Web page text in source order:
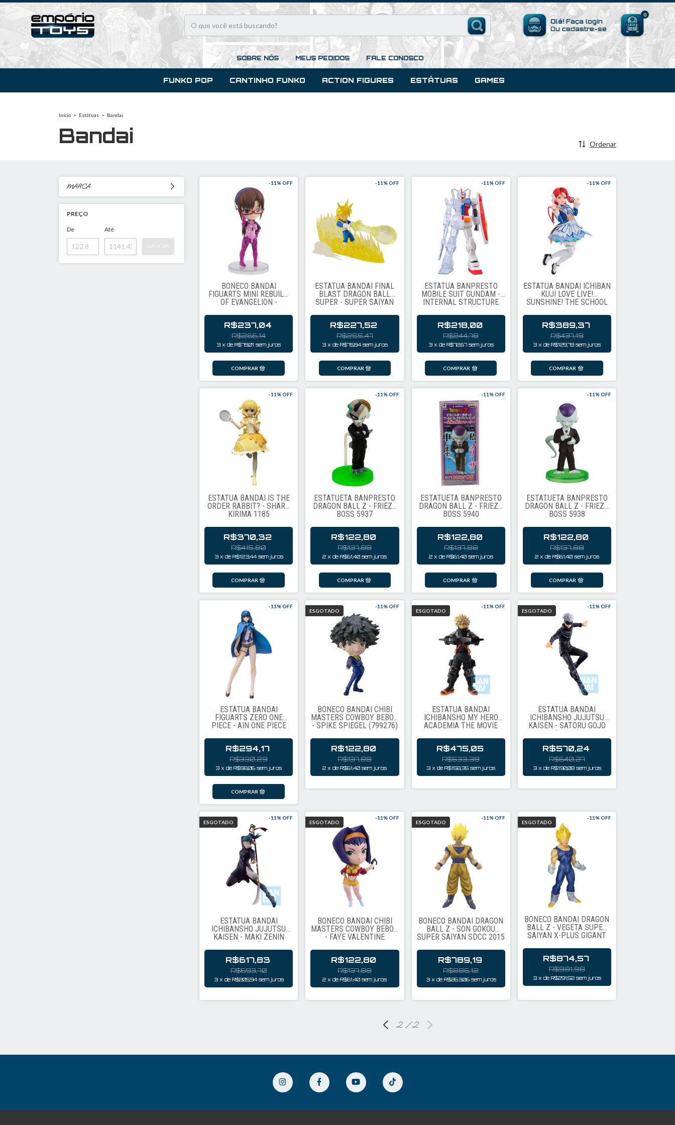
Olá! Faça login
Ou cadastre-se
0
SOBRE NÓS MEUS PEDIDOS FALE CONOSCO
FUNKO POP CANTINHO FUNKO ACTION FIGURES ESTÁTUAS GAMES
Início > Estátuas > Bandai
Bandai Ordenar
MARCA
PREÇO
De Até
BONECO BANDAI
FIGUARTS MINI REBUILD
OF EVANGELION -
-11 % OFF
R$237,04
R$266,14
3 xdeR$79,01 sem juros
ESTÁTUA BANDAI FINAL
BLAST DRAGON BALL
SUPER - SUPER SAIYAN
-11 % OFF
R$227,52
R$255,47
3 x de R$75,84 sem juros
ESTÁTUA BANPRESTO
MOBILE SUIT GUNDAM -
INTERNAL STRUCTURE
-11 % OFF
R$218,00
R$244,78
3 x de R$72,67 sem juros
ESTÁTUA BANDAI ICHIBAN
KUJI LOVE LIVE!
SUNSHINE! THE SCHOOL
SAKURAUCHI (78921)
-11 % OFF
R$389,37
R$437,19
3 xdeR$129,79 sem juros
ESTÁTUA BANDAI IS THE
ORDER RABBIT? - SHARO
KIRIMA 1185
-11 % OFF
R$370,32
R$415,80
3 x de R$123,44 sem juros
ESTATUETA BANPRESTO
DRAGON BALL Z - FRIEZA
BOSS 5937
-11 % OFF
R$122,80
R$137,88
2 xdeR$61,40 sem juros
ESTATUETA BANPRESTO
DRAGON BALL Z - FRIEZA
BOSS 5940
-11 % OFF
R$122,80
R$137,88
2 x de R$61,40 sem juros
ESTATUETA BANPRESTO
DRAGON BALL Z - FRIEZA
BOSS 5938
-11 % OFF
R$122,80
R$137,88
2 x de R$61,40 sem juros
ESTÁTUA BANDAI
FIGUARTS ZERO ONE
PIECE - AIN ONE PIECE
-11 % OFF
R$294,17
R$330,29
3 xdeR$98,06 sem juros
ESGOTADO
BONECO BANDAI CHIBI
MASTERS COWBOY BEBOP
- SPIKE SPIEGEL (799276)
-11 % OFF
R$122,80
R$137,88
2 xdeR$61,40 sem juros
ESGOTADO
ESTÁTUA BANDAI
ICHIBANSHO MY HERO
ACADEMIA THE MOVIE
- KATSUKI BAKUGO 60167
-11 % OFF
R$475,05
R$533,38
3 xdeR$158,35 sem juros
ESGOTADO
ESTÁTUA BANDAI
ICHIBANSHO JUJUTSU
KAISEN - SATORU GOJO
(63694)
-11 % OFF
R$570,24
R$640,27
3 x de R$190,08 sem juros
ESGOTADO
ESTÁTUA BANDAI
ICHIBANSHO JUJUTSU
KAISEN - MAKI ZENIN
(63692)
-11 % OFF
R$617,83
R$693,70
3 x de R$205,94 sem juros
ESGOTADO
BONECO BANDAI CHIBI
MASTERS COWBOY BEBOP
- FAYE VALENTINE
(799283)
-11 % OFF
R$122,80
R$137,88
2 xdeR$61,40 sem juros
ESGOTADO
BONECO BANDAI DRAGON
BALL Z - SON GOKOU
SUPER SAIYAN SDCC 2015
-11 % OFF
R$789,19
R$886,12
3 x de R$263,06 sem juros
ESGOTADO
BONECO BANDAI DRAGON
BALL Z - VEGETA SUPER
SAIYAN X-PLUS GIGANT
-11 % OFF
R$874,57
R$981,98
3 x de R$291,52 sem juros
2 / 2